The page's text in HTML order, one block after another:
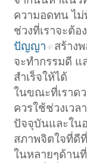
ความอดทน ไม่
ช่วงที่เราจะต้อ
ปัญญา
สร้าง
จะทำกรรมดี แ
สำเร็จให้ได้
ในขณะที่เราด
ควรใช้ช่วงเวล
ปัจจุบันและใน
สภาพจิตใจที่ดี
ในหลายๆด้านที่